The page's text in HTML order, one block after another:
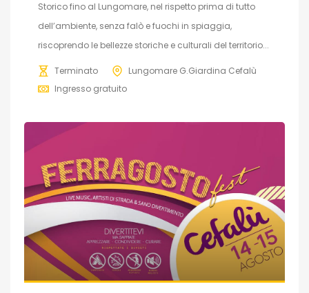
Storico fino al Lungomare, nel rispetto prima di tutto
dell’ambiente, senza falò e fuochi in spiaggia,
riscoprendo le bellezze storiche e culturali del territorio...
Terminato
Lungomare G.Giardina Cefalù
Ingresso gratuito